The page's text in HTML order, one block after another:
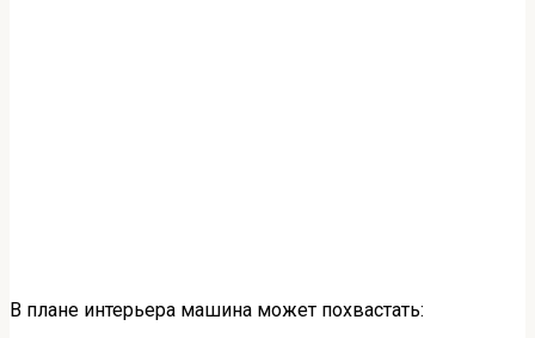
В плане интерьера машина может похвастать: